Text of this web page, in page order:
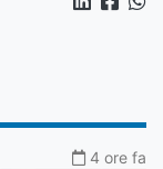
4 ore fa